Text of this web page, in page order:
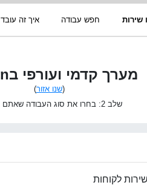
שירות חפש עבודה איך זה עובד
מערך קדמי ועורפי בboston
(שנו אזור)
שלב 2: בחרו את סוג העבודה שאתם צריכים.
שירות לקוחות